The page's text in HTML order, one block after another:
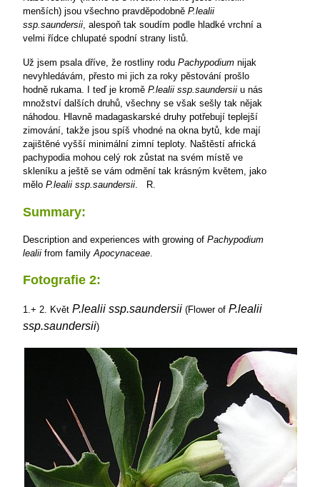
menších) jsou všechno pravděpodobně P.lealii
ssp.saundersii, alespoň tak soudím podle hladké vrchní a
velmi řídce chlupaté spodní strany listů.
Už jsem psala dříve, že rostliny rodu Pachypodium nijak
nevyhledávám, přesto mi jich za roky pěstování prošlo
hodně rukama. I teď je kromě P.lealii ssp.saundersii u nás
množství dalších druhů, všechny se však sešly tak nějak
náhodou. Hlavně madagaskarské druhy potřebují teplejší
zimování, takže jsou spíš vhodné na okna bytů, kde mají
zajištěné vyšší minimální zimní teploty. Naštěstí africká
pachypodia mohou celý rok zůstat na svém místě ve
skleníku a ještě se vám odmění tak krásným květem, jako
mělo P.lealii ssp.saundersii. R.
Summary:
Description and experiences with growing of Pachypodium
lealii from familyApocynaceae.
Fotografie 2:
1.+ 2. Květ P.lealii ssp.saundersii (Flower of P.lealii
ssp.saundersii)